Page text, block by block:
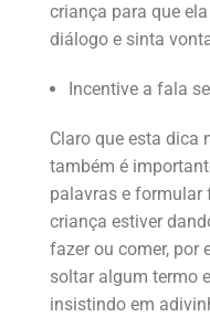
criança para que
diálogo e sinta
Incentive a fala
Claro que esta dica
também é
palavras e formular
criança estiver
fazer ou comer, por
soltar algum termo
insistindo em